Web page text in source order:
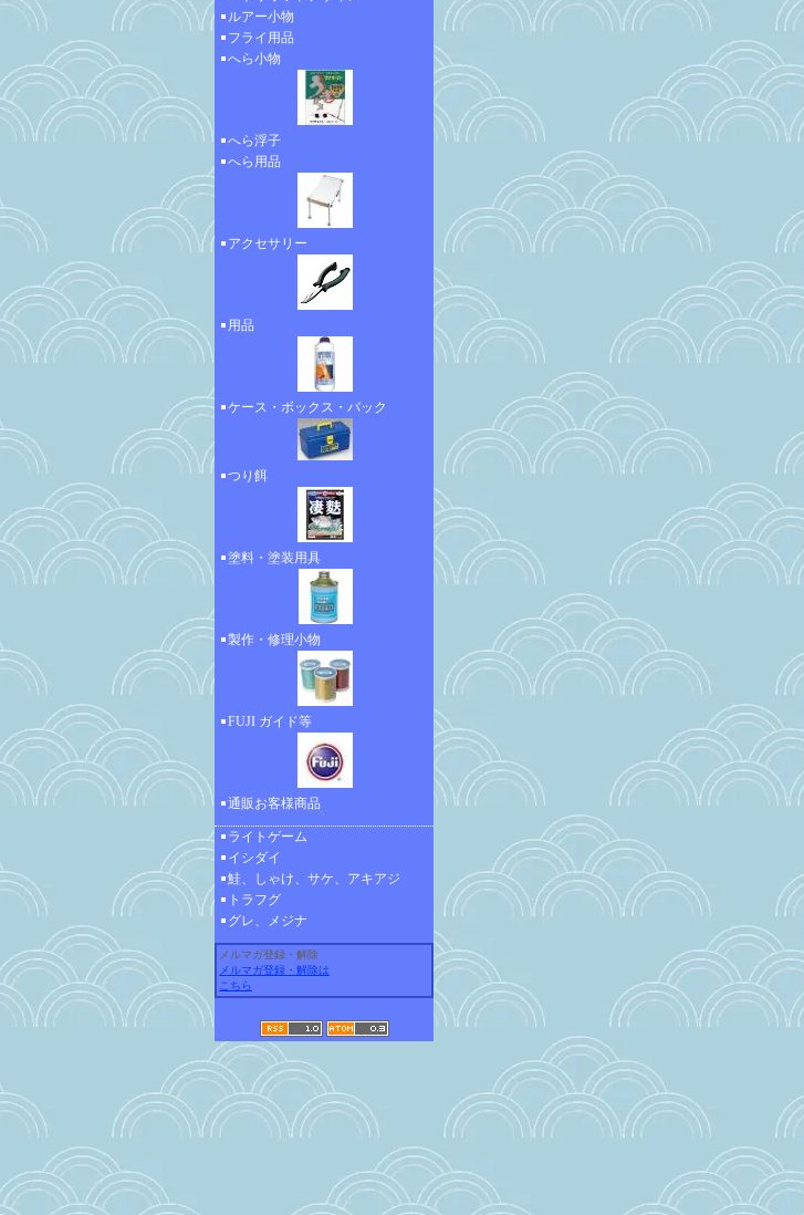
ルアー小物
フライ用品
へら小物
へら浮子
へら用品
アクセサリー
用品
ケース・ボックス・バック
つり餌
塗料・塗装用具
製作・修理小物
FUJI ガイド等
通販お客様商品
ライトゲーム
イシダイ
鮭、しゃけ、サケ、アキアジ
トラフグ
グレ、メジナ
メルマガ登録・解除
メルマガ登録・解除は
こちら